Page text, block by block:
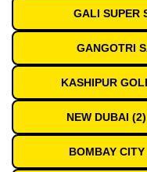
GALI SUPER
GANGOTRI
KASHIPUR
NEW DUBAI
BOMBAY